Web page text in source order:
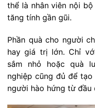
thể là nhân viên nội
tăng tính gần gũi.
Phần quà cho người
hay giá trị lớn. Chỉ
sắm nhỏ hoặc quà
nghiệp cũng đủ để
người hào hứng từ đầu